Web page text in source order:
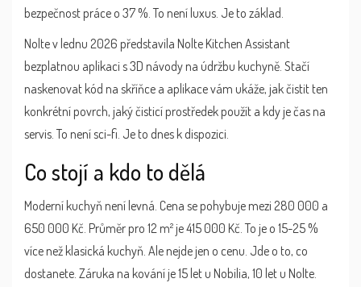
bezpečnost práce o 37 %. To není luxus. Je to základ.
Nolte v lednu 2026 představila Nolte Kitchen Assistant
bezplatnou aplikaci s 3D návody na údržbu kuchyně. Stačí
naskenovat kód na skříňce a aplikace vám ukáže, jak čistit ten
konkrétní povrch, jaký čisticí prostředek použít a kdy je čas na
servis. To není sci-fi. Je to dnes k dispozici.
Co stojí a kdo to dělá
Moderní kuchyň není levná. Cena se pohybuje mezi 280 000 a
650 000 Kč. Průměr pro 12 m² je 415 000 Kč. To je o 15-25 %
více než klasická kuchyň. Ale nejde jen o cenu. Jde o to, co
dostanete. Záruka na kování je 15 let u Nobilia, 10 let u Nolte.